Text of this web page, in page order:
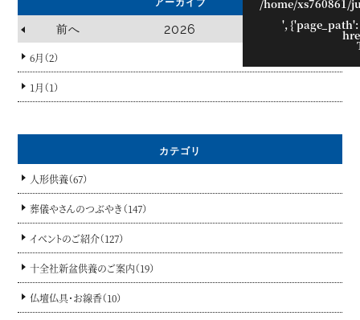
/home/
',
アーカイブ
前へ 2026
6月（2）
1月（1）
カテゴリ
人形供養（67）
葬儀やさんのつぶやき（147）
イベントのご紹介（127）
十全社新盆供養のご案内（19）
仏壇仏具・お線香（10）